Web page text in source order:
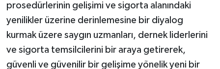
prosedürlerinin gelişimi ve sigorta alanındaki
yenilikler üzerine derinlemesine bir diyalog
kurmak üzere saygın uzmanları, dernek liderlerini
ve sigorta temsilcilerini bir araya getirerek,
güvenli ve güvenilir bir gelişime yönelik yeni bir